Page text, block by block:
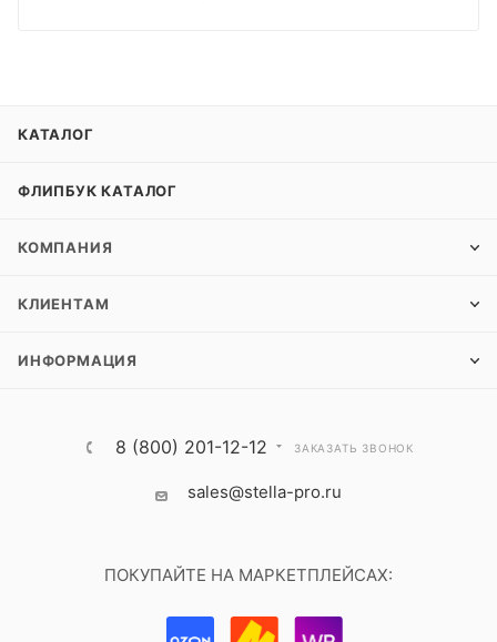
КАТАЛОГ
ФЛИПБУК КАТАЛОГ
КОМПАНИЯ
КЛИЕНТАМ
ИНФОРМАЦИЯ
8 (800) 201-12-12 ЗАКАЗАТЬ ЗВОНОК
sales@stella-pro.ru
ПОКУПАЙТЕ НА МАРКЕТПЛЕЙСАХ: